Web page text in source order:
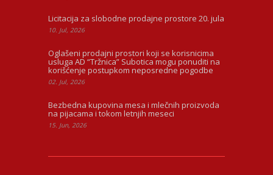
Licitacija za slobodne prodajne prostore 20. jula
10. Jul, 2026
Oglašeni prodajni prostori koji se korisnicima
usluga AD “Tržnica” Subotica mogu ponuditi na
korišćenje postupkom neposredne pogodbe
02. Jul, 2026
Bezbedna kupovina mesa i mlečnih proizvoda
na pijacama i tokom letnjih meseci
15. Jun, 2026